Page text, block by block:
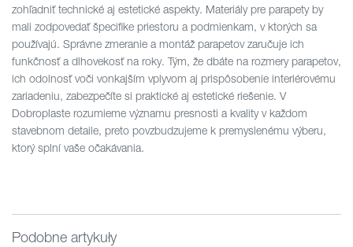
zohľadniť technické aj estetické aspekty. Materiály pre parapety by
mali zodpovedať špecifike priestoru a podmienkam, v ktorých sa
používajú. Správne zmeranie a montáž parapetov zaručuje ich
funkčnosť a dlhovekosť na roky. Tým, že dbáte na rozmery parapetov,
ich odolnosť voči vonkajším vplyvom aj prispôsobenie interiérovému
zariadeniu, zabezpečíte si praktické aj estetické riešenie. V
Dobroplaste rozumieme významu presnosti a kvality v každom
stavebnom detaile, preto povzbudzujeme k premyslenému výberu,
ktorý splní vaše očakávania.
Podobne artykuły